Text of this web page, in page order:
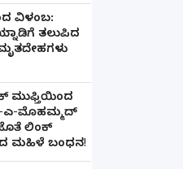
ವಿಳಂಬ:
ತಲುಪಿದ
ಮುಫ್ತಿಯಿಂದ
ಎ-ಮೊಹಮ್ಮದ್
ಲಿಂಕ್
ಮಹಿಳೆ ಬಂಧನ!